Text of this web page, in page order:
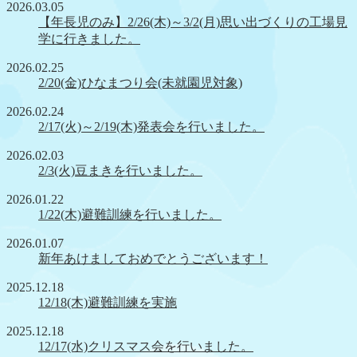
2026.03.05
【年長児のみ】2/26(木)～3/2(月)思い出づくりの工場見
学に行きました。
2026.02.25
2/20(金)ひなまつり会(未就園児対象)
2026.02.24
2/17(火)～2/19(木)発表会を行いました。
2026.02.03
2/3(火)豆まきを行いました。
2026.01.22
1/22(木)避難訓練を行いました。
2026.01.07
新年あけましておめでとうございます！
2025.12.18
12/18(木)避難訓練を実施
2025.12.18
12/17(水)クリスマス会を行いました。